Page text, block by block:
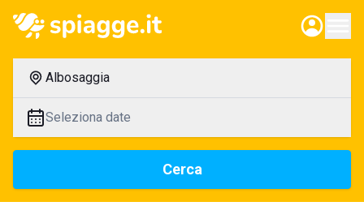
Albosaggia
Seleziona date
Cerca